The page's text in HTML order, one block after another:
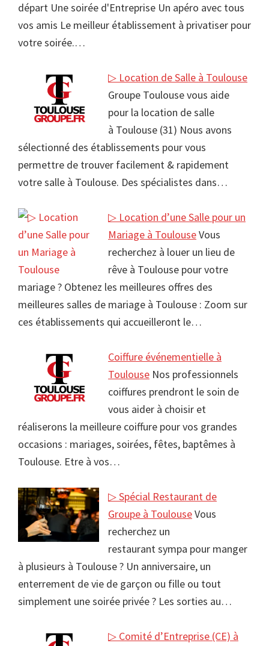
départ Une soirée d'Entreprise Un apéro avec tous
vos amis Le meilleur établissement à privatiser pour
votre soirée.…
▷ Location de Salle à Toulouse
Groupe Toulouse vous aide
pour la location de salle
à Toulouse (31) Nous avons
sélectionné des établissements pour vous
permettre de trouver facilement & rapidement
votre salle à Toulouse. Des spécialistes dans…
▷ Location d’une Salle pour un
Mariage à ToulouseVous
recherchez à louer un lieu de
rêve à Toulouse pour votre
mariage ? Obtenez les meilleures offres des
meilleures salles de mariage à Toulouse : Zoom sur
ces établissements qui accueilleront le…
Coiffure événementielle à
Toulouse Nos professionnels
coiffures prendront le soin de
vous aider à choisir et
réaliserons la meilleure coiffure pour vos grandes
occasions : mariages, soirées, fêtes, baptêmes à
Toulouse. Etre à vos…
▷ Spécial Restaurant de
Groupe à ToulouseVous
recherchez un
restaurant sympa pour manger
à plusieurs à Toulouse ? Un anniversaire, un
enterrement de vie de garçon ou fille ou tout
simplement une soirée privée ? Les sorties au…
▷ Comité d’Entreprise (CE) à